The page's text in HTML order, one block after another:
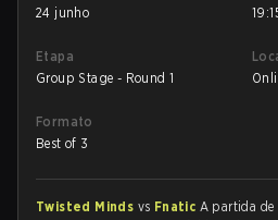
24 junho
Etapa
Group Stage - Round 1
Formato
Best of 3
Twisted Minds vs Fnatic A partida de